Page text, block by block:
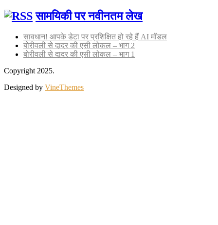
सामयिकी पर नवीनतम लेख
सावधान! आपके डेटा पर प्रशिक्षित हो रहे हैं AI मॉडल
बोरीवली से दादर की एसी लोकल – भाग 2
बोरीवली से दादर की एसी लोकल – भाग 1
Copyright 2025.
Designed by VineThemes